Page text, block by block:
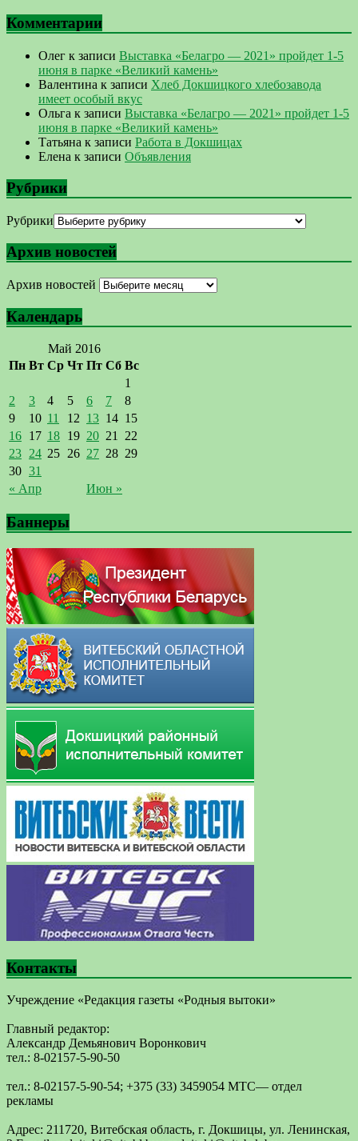
Комментарии
Олег к записи Выставка «Белагро — 2021» пройдет 1-5
июня в парке «Великий камень»
Валентина к записи Хлеб Докшицкого хлебозавода
имеет особый вкус
Ольга к записи Выставка «Белагро — 2021» пройдет 1-5
июня в парке «Великий камень»
Татьяна к записи Работа в Докшицах
Елена к записи Объявления
Рубрики
Рубрики
Архив новостей
Архив новостей
Календарь
Май 2016
Пн Вт Ср Чт Пт Сб Вс
« Апр Июн »
1
2
3 4 5 6 7
8
9
10 11 12 13 14 15
16 17 18 19 20 21 22
23 24 25 26 27 28 29
30 31
Баннеры
Контакты
Учреждение «Редакция газеты «Родныя вытоки»
Главный редактор:
Александр Демьянович Воронкович
тел.: 8-02157-5-90-50
тел.: 8-02157-5-90-54; +375 (33) 3459054 МТС— отдел
рекламы
Адрес: 211720, Витебская область, г. Докшицы, ул. Ленинская,